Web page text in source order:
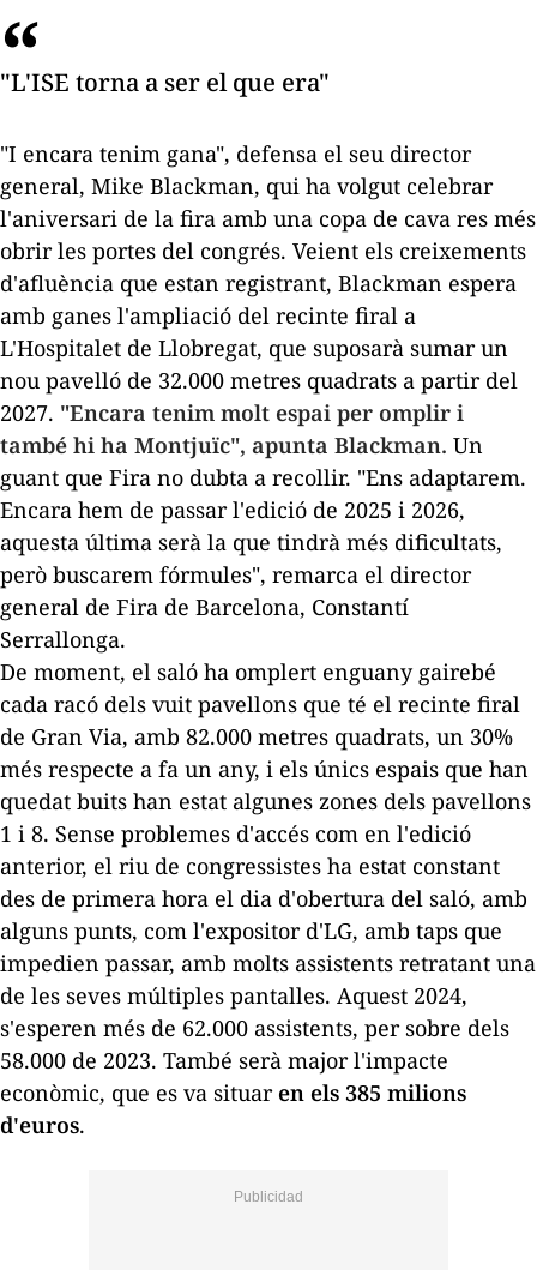
"L'ISE torna a ser el que era"
"I encara tenim gana", defensa el seu director
general, Mike Blackman, qui ha volgut celebrar
l'aniversari de la fira amb una copa de cava res més
obrir les portes del congrés. Veient els creixements
d'afluència que estan registrant, Blackman espera
amb ganes l'ampliació del recinte firal a
L'Hospitalet de Llobregat, que suposarà sumar un
nou pavelló de 32.000 metres quadrats a partir del
2027. "Encara tenim molt espai per omplir i
també hi ha Montjuïc", apunta Blackman. Un
guant que Fira no dubta a recollir. "Ens adaptarem.
Encara hem de passar l'edició de 2025 i 2026,
aquesta última serà la que tindrà més dificultats,
però buscarem fórmules", remarca el director
general de Fira de Barcelona, Constantí
Serrallonga.
De moment, el saló ha omplert enguany gairebé
cada racó dels vuit pavellons que té el recinte firal
de Gran Via, amb 82.000 metres quadrats, un 30%
més respecte a fa un any, i els únics espais que han
quedat buits han estat algunes zones dels pavellons
1 i 8. Sense problemes d'accés com en l'edició
anterior, el riu de congressistes ha estat constant
des de primera hora el dia d'obertura del saló, amb
alguns punts, com l'expositor d'LG, amb taps que
impedien passar, amb molts assistents retratant una
de les seves múltiples pantalles. Aquest 2024,
s'esperen més de 62.000 assistents, per sobre dels
58.000 de 2023. També serà major l'impacte
econòmic, que es va situar en els 385 milions
d'euros.